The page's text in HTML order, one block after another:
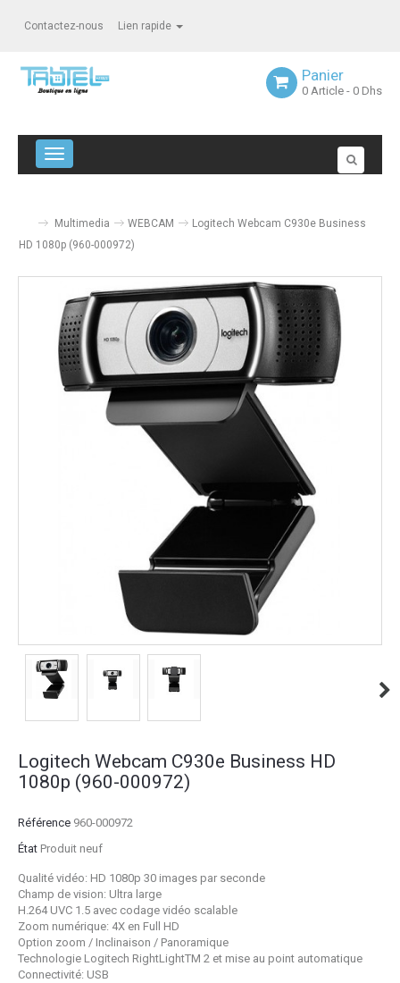
Contactez-nous Lien rapide
Panier
0 Article - 0 Dhs
Navigation bascule
Multimedia WEBCAM
Logitech Webcam C930e Business
HD 1080p (960-000972)
Logitech Webcam C930e Business HD
1080p (960-000972)
Référence 960-000972
État Produit neuf
Qualité vidéo: HD 1080p 30 images par seconde
Champ de vision: Ultra large
H.264 UVC 1.5 avec codage vidéo scalable
Zoom numérique: 4X en Full HD
Option zoom / Inclinaison / Panoramique
Technologie Logitech RightLightTM 2 et mise au point automatique
Connectivité: USB